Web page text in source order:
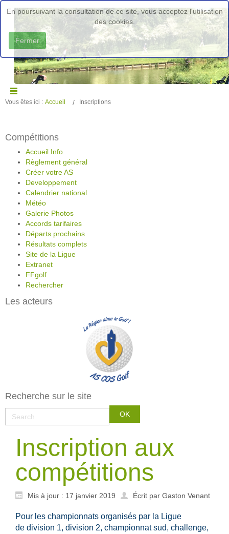
En poursuivant la consultation de ce site, vous acceptez l'utilisation
des cookies.
Fermer
Vous êtes ici : Accueil Inscriptions
Compétitions
Accueil Info
Règlement général
Créer votre AS
Developpement
Calendrier national
Météo
Galerie Photos
Accords tarifaires
Départs prochains
Résultats complets
Site de la Ligue
Extranet
FFgolf
Rechercher
Les acteurs
Recherche sur le site
Inscription aux
compétitions
Mis à jour : 17 janvier 2019 Écrit par Gaston Venant
Pour les championnats organisés par la Ligue
de division 1, division 2, championnat sud, challenge,